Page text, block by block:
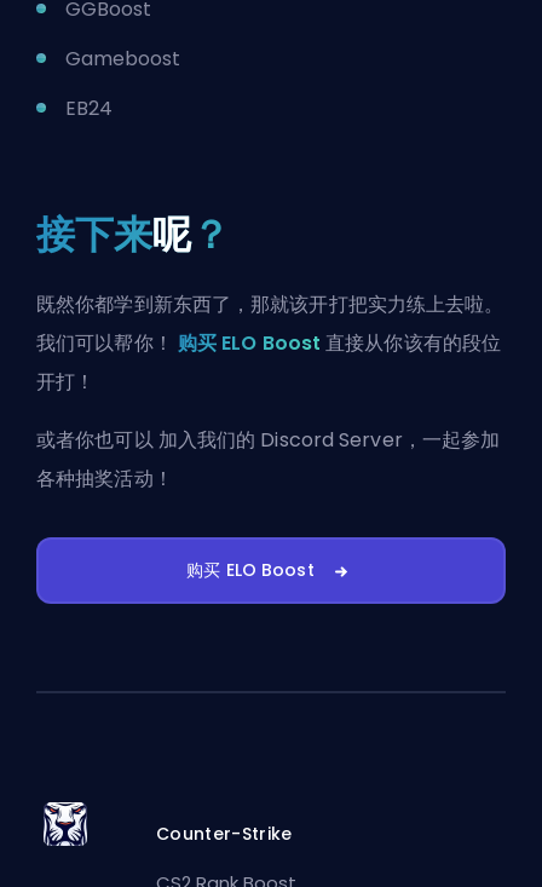
GGBoost
Gameboost
EB24
接下来呢？
既然你都学到新东西了，那就该开打把实力练上去啦。
我们可以帮你！ 购买 ELO Boost 直接从你该有的段位
开打！
或者你也可以 加入我们的 Discord Server ，一起参加
各种抽奖活动！
购买 ELO Boost
Counter-Strike